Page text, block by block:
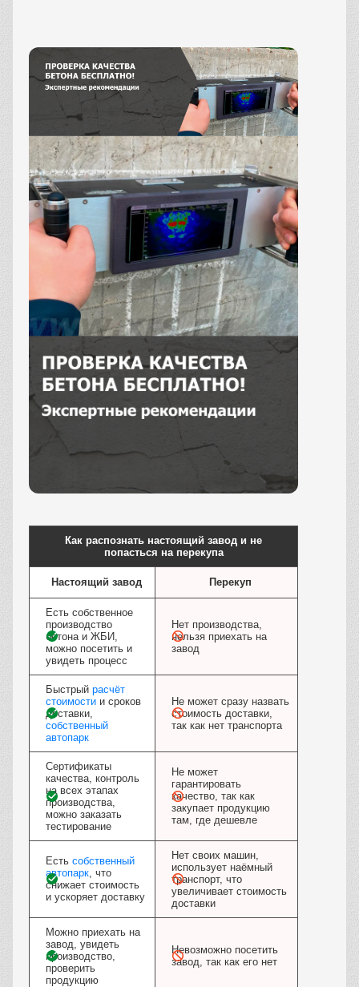
Как распознать настоящий завод и не
попасться на перекупа
Настоящий завод Перекуп
Есть собственное
производство
бетона и ЖБИ,
можно посетить и
увидеть процесс
Нет производства,
нельзя приехать на
завод
Быстрый расчёт
стоимости и сроков
доставки,
собственный
автопарк
Не может сразу назвать
стоимость доставки,
так как нет транспорта
Сертификаты
качества, контроль
на всех этапах
производства,
можно заказать
тестирование
Не может
гарантировать
качество, так как
закупает продукцию
там, где дешевле
Есть собственный
автопарк , что
снижает стоимость
и ускоряет доставку
Нет своих машин,
использует наёмный
транспорт, что
увеличивает стоимость
доставки
Можно приехать на
завод, увидеть
производство,
проверить
продукцию
Невозможно посетить
завод, так как его нет